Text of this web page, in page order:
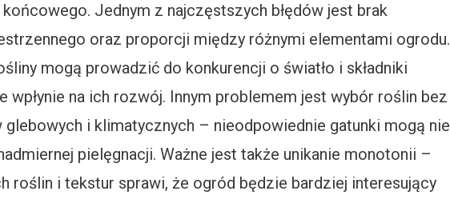
Jednym z najczęstszych błędów jest brak
oraz proporcji między różnymi elementami ogrodu.
mogą prowadzić do konkurencji o światło i składniki
wpłynie na ich rozwój. Innym problemem jest wybór roślin bez
glebowych i klimatycznych – nieodpowiednie gatunki mogą nie
pielęgnacji. Ważne jest także unikanie monotonii –
roślin i tekstur sprawi, że ogród będzie bardziej interesujący